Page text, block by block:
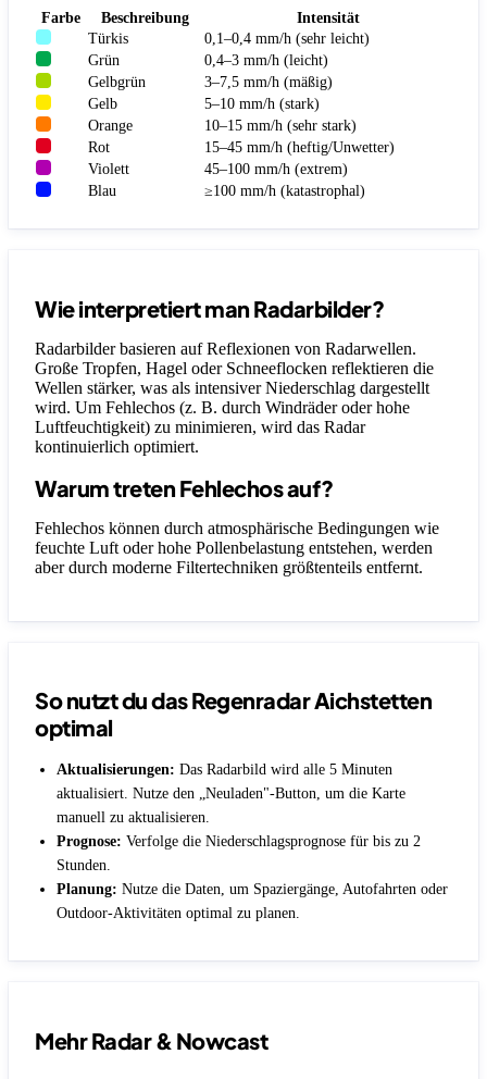
Farbe Beschreibung
Intensität
Türkis
0,1–0,4 mm/h (sehr leicht)
Grün
0,4–3 mm/h (leicht)
Gelbgrün
3–7,5 mm/h (mäßig)
Gelb
5–10 mm/h (stark)
Orange
10–15 mm/h (sehr stark)
Rot
15–45 mm/h (heftig/Unwetter)
Violett
45–100 mm/h (extrem)
Blau
≥100 mm/h (katastrophal)
Wie interpretiert man Radarbilder?
Radarbilder basieren auf Reflexionen von Radarwellen.
Große Tropfen, Hagel oder Schneeflocken reflektieren die
Wellen stärker, was als intensiver Niederschlag dargestellt
wird. Um Fehlechos (z. B. durch Windräder oder hohe
Luftfeuchtigkeit) zu minimieren, wird das Radar
kontinuierlich optimiert.
Warum treten Fehlechos auf?
Fehlechos können durch atmosphärische Bedingungen wie
feuchte Luft oder hohe Pollenbelastung entstehen, werden
aber durch moderne Filtertechniken größtenteils entfernt.
So nutzt du das Regenradar Aichstetten
optimal
Aktualisierungen: Das Radarbild wird alle 5 Minuten
aktualisiert. Nutze den „Neuladen"-Button, um die Karte
manuell zu aktualisieren.
Prognose: Verfolge die Niederschlagsprognose für bis zu 2
Stunden.
Planung: Nutze die Daten, um Spaziergänge, Autofahrten oder
Outdoor-Aktivitäten optimal zu planen.
Mehr Radar & Nowcast